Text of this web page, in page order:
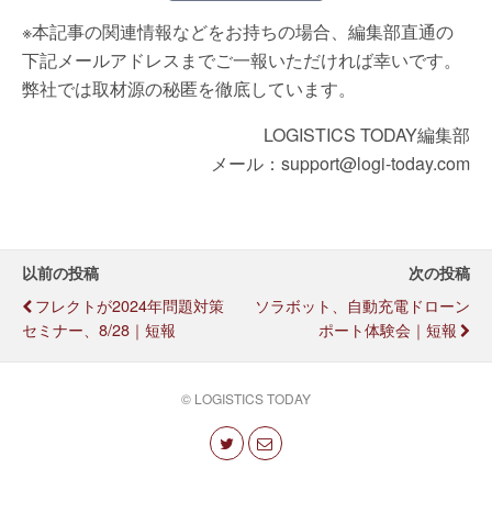
※本記事の関連情報などをお持ちの場合、編集部直通の
下記メールアドレスまでご一報いただければ幸いです。
弊社では取材源の秘匿を徹底しています。
LOGISTICS TODAY編集部
メール：support@logi-today.com
以前の投稿
フレクトが2024年問題対策
セミナー、8/28｜短報
次の投稿
ソラボット、自動充電ドローン
ポート体験会｜短報
© LOGISTICS TODAY